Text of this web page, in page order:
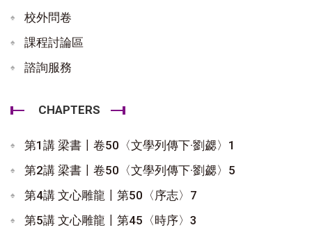
校外問卷
課程討論區
諮詢服務
CHAPTERS
第1講 梁書〡卷50〈文學列傳下·劉勰〉1
第2講 梁書〡卷50〈文學列傳下·劉勰〉5
第4講 文心雕龍〡第50〈序志〉7
第5講 文心雕龍〡第45〈時序〉3